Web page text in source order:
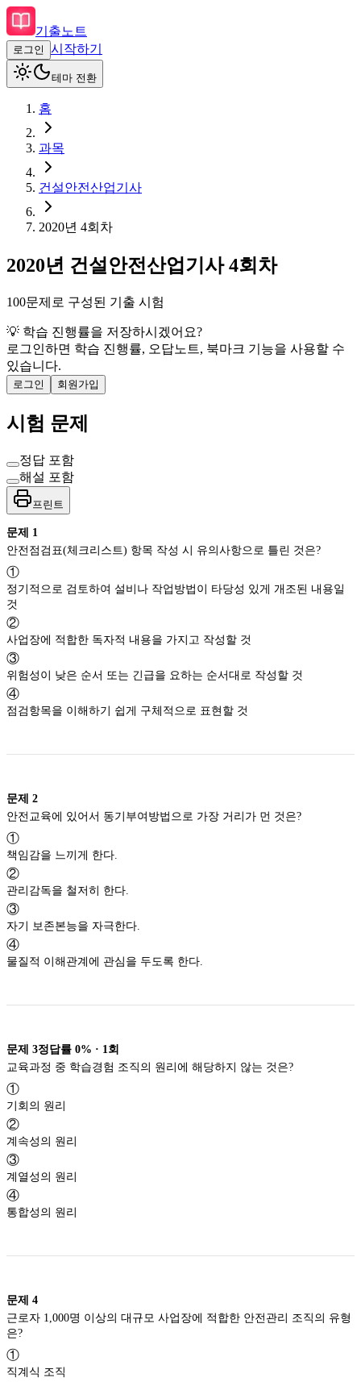
기출노트
로그인 시작하기
테마 전환
홈
과목
건설안전산업기사
2020년 4회차
2020년 건설안전산업기사 4회차
100문제로 구성된 기출 시험
💡 학습 진행률을 저장하시겠어요?
로그인하면 학습 진행률, 오답노트, 북마크 기능을 사용할 수
있습니다.
로그인 회원가입
시험 문제
정답 포함
해설 포함
프린트
문제 1
안전점검표(체크리스트) 항목 작성 시 유의사항으로 틀린 것은?
①
정기적으로 검토하여 설비나 작업방법이 타당성 있게 개조된 내용일
것
②
사업장에 적합한 독자적 내용을 가지고 작성할 것
③
위험성이 낮은 순서 또는 긴급을 요하는 순서대로 작성할 것
④
점검항목을 이해하기 쉽게 구체적으로 표현할 것
문제 2
안전교육에 있어서 동기부여방법으로 가장 거리가 먼 것은?
①
책임감을 느끼게 한다.
②
관리감독을 철저히 한다.
③
자기 보존본능을 자극한다.
④
물질적 이해관계에 관심을 두도록 한다.
문제 3정답률 0% · 1 회
교육과정 중 학습경험 조직의 원리에 해당하지 않는 것은?
①
기회의 원리
②
계속성의 원리
③
계열성의 원리
④
통합성의 원리
문제 4
근로자 1,000명 이상의 대규모 사업장에 적합한 안전관리 조직의 유형
은?
①
직계식 조직